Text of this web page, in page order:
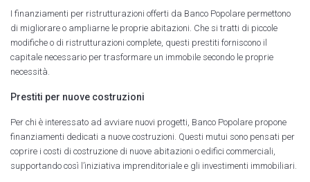
I finanziamenti per ristrutturazioni offerti da Banco Popolare permettono
di migliorare o ampliarne le proprie abitazioni. Che si tratti di piccole
modifiche o di ristrutturazioni complete, questi prestiti forniscono il
capitale necessario per trasformare un immobile secondo le proprie
necessità.
Prestiti per nuove costruzioni
Per chi è interessato ad avviare nuovi progetti, Banco Popolare propone
finanziamenti dedicati a nuove costruzioni. Questi mutui sono pensati per
coprire i costi di costruzione di nuove abitazioni o edifici commerciali,
supportando così l’iniziativa imprenditoriale e gli investimenti immobiliari.